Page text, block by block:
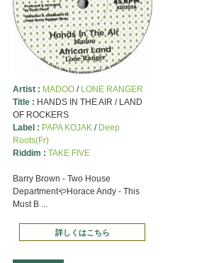
Artist : MADOO/ LONE RANGER
Title : HANDS IN THE AIR / LAND
OF ROCKERS
Label : PAPA KOJAK/ Deep
Roots(Fr)
Riddim : TAKE FIVE
Barry Brown - Two House
DepartmentやHorace Andy - This
Must B ...
詳しくはこちら